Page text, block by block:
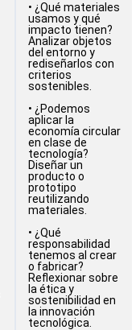
• ¿Qué materiales
usamos y qué
impacto tienen?
Analizar objetos
del entorno y
rediseñarlos con
criterios
sostenibles.
• ¿Podemos
aplicar la
economía circular
en clase de
tecnología?
Diseñar un
producto o
prototipo
reutilizando
materiales.
• ¿Qué
responsabilidad
tenemos al crear
o fabricar?
Reflexionar sobre
la ética y
sostenibilidad en
la innovación
tecnológica.